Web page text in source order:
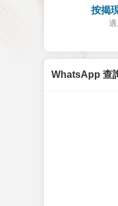
按揭
WhatsApp 查